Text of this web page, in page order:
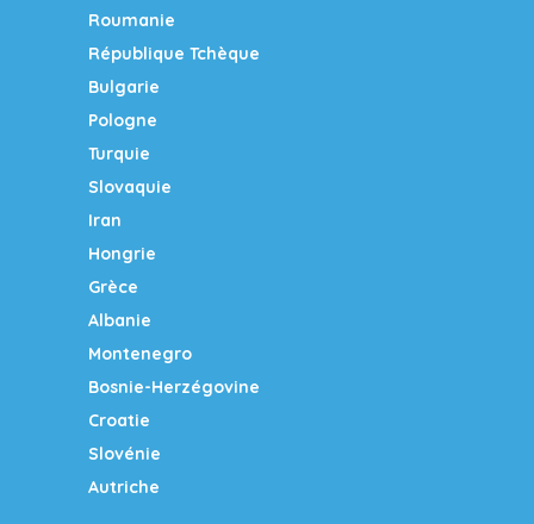
Roumanie
République Tchèque
Bulgarie
Pologne
Turquie
Slovaquie
Iran
Hongrie
Grèce
Albanie
Montenegro
Bosnie-Herzégovine
Croatie
Slovénie
Autriche